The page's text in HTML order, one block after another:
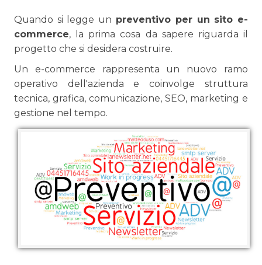
Quando si legge un preventivo per un sito e-
commerce, la prima cosa da sapere riguarda il
progetto che si desidera costruire.
Un e-commerce rappresenta un nuovo ramo
operativo dell'azienda e coinvolge struttura
tecnica, grafica, comunicazione, SEO, marketing e
gestione nel tempo.